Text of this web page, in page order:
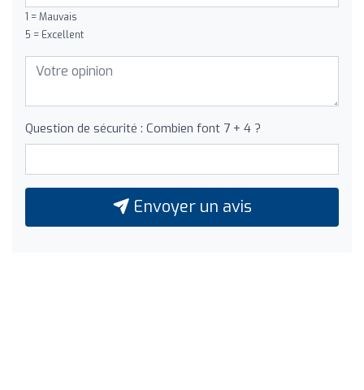
1 = Mauvais
5 = Excellent
Question de sécurité : Combien font 7 + 4 ?
Envoyer un avis